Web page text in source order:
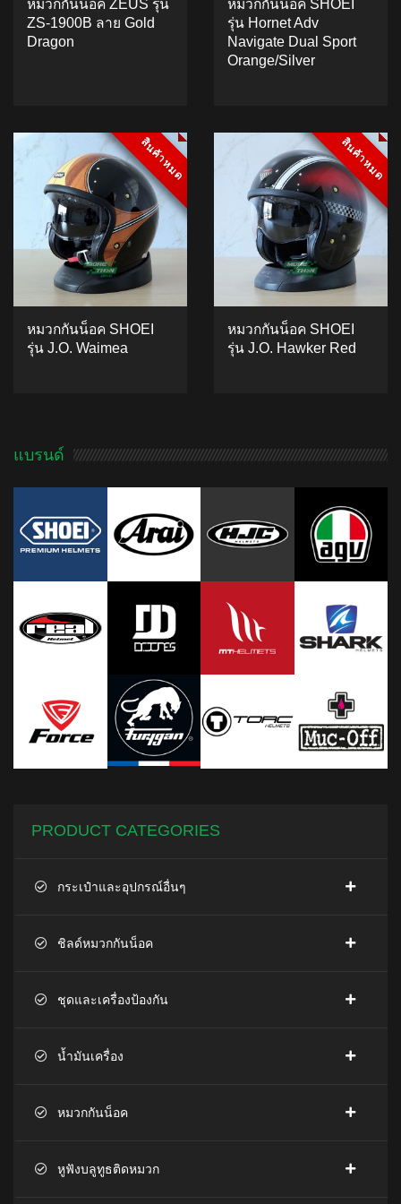
หมวกกันน็อค ZEUS รุ่น
ZS-1900B ลาย Gold
Dragon
หมวกกันน็อค SHOEI
รุ่น Hornet Adv
Navigate Dual Sport
Orange/Silver
สินค้าหมด
สินค้าหมด
หมวกกันน็อค SHOEI
รุ่น J.O. Waimea
สินค้าหมด
สินค้าหมด
หมวกกันน็อค SHOEI
รุ่น J.O. Hawker Red
แบรนด์
PRODUCT CATEGORIES
กระเป๋าและอุปกรณ์อื่นๆ
ชิลด์หมวกกันน็อค
ชุดและเครื่องป้องกัน
น้ำมันเครื่อง
หมวกกันน็อค
หูฟังบลูทูธติดหมวก